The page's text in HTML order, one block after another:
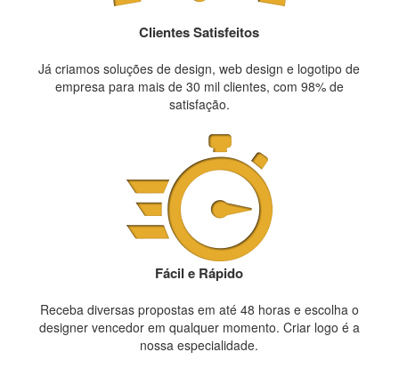
Clientes Satisfeitos
Já criamos soluções de design, web design e logotipo de
empresa para mais de 30 mil clientes, com 98% de
satisfação.
Fácil e Rápido
Receba diversas propostas em até 48 horas e escolha o
designer vencedor em qualquer momento. Criar logo é a
nossa especialidade.